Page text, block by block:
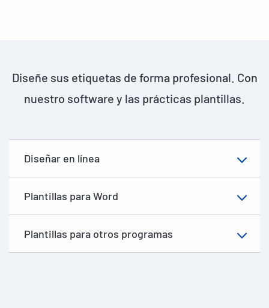
Diseñe sus etiquetas de forma profesional. Con
nuestro software y las prácticas plantillas.
Diseñar en línea
Plantillas para Word
Plantillas para otros programas